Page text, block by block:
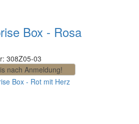
Box - Rosa
308Z05-03